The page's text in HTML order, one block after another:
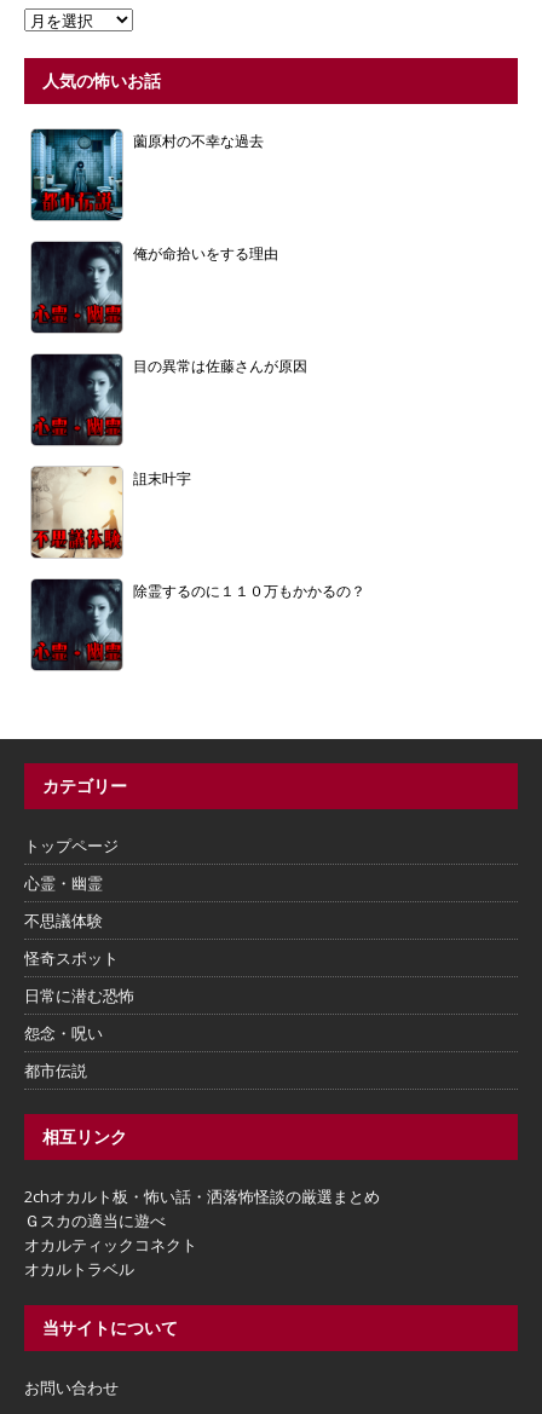
人気の怖いお話
薗原村の不幸な過去
俺が命拾いをする理由
目の異常は佐藤さんが原因
詛末叶宇
除霊するのに１１０万もかかるの？
カテゴリー
トップページ
心霊・幽霊
不思議体験
怪奇スポット
日常に潜む恐怖
怨念・呪い
都市伝説
相互リンク
2chオカルト板・怖い話・洒落怖怪談の厳選まとめ
Ｇスカの適当に遊べ
オカルティックコネクト
オカルトラベル
当サイトについて
お問い合わせ